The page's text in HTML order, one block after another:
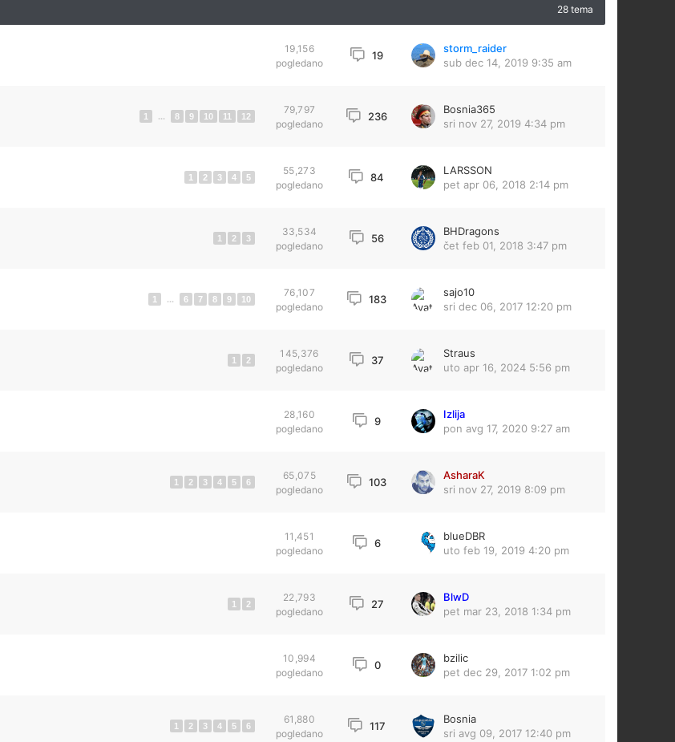
28 tema
19,156
pogledano
19
storm_raider
sub dec 14, 2019 9:35 am
1 ... 8 9 10 11 12
79,797
pogledano
236
Bosnia365
sri nov 27, 2019 4:34 pm
1 2 3 4 5
55,273
pogledano
84
LARSSON
pet apr 06, 2018 2:14 pm
1 2 3
33,534
pogledano
56
BHDragons
čet feb 01, 2018 3:47 pm
1 ... 6 7 8 9 10
76,107
pogledano
183
sajo10
sri dec 06, 2017 12:20 pm
1 2
145,376
pogledano
37
Straus
uto apr 16, 2024 5:56 pm
28,160
pogledano
9
Izlija
pon avg 17, 2020 9:27 am
1 2 3 4 5 6
65,075
pogledano
103
AsharaK
sri nov 27, 2019 8:09 pm
11,451
pogledano
6
blueDBR
uto feb 19, 2019 4:20 pm
1 2
22,793
pogledano
27
BlwD
pet mar 23, 2018 1:34 pm
10,994
pogledano
0
bzilic
pet dec 29, 2017 1:02 pm
1 2 3 4 5 6
61,880
pogledano
117
Bosnia
sri avg 09, 2017 12:40 pm